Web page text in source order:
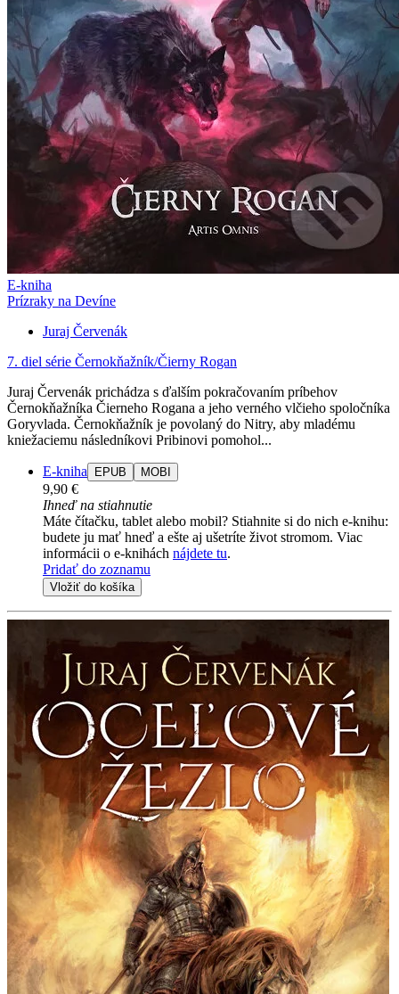
E-kniha
Prízraky na Devíne
Juraj Červenák
7. diel série Černokňažník/Čierny Rogan
Juraj Červenák prichádza s ďalším pokračovaním príbehov
Černokňažníka Čierneho Rogana a jeho verného vlčieho spoločníka
Goryvlada. Černokňažník je povolaný do Nitry, aby mladému
kniežaciemu následníkovi Pribinovi pomohol...
E-kniha EPUB MOBI
9,90 €
Ihneď na stiahnutie
Máte čítačku, tablet alebo mobil? Stiahnite si do nich e-knihu:
budete ju mať hneď a ešte aj ušetríte život stromom. Viac
informácii o e-knihách nájdete tu.
Pridať do zoznamu
Vložiť do košíka